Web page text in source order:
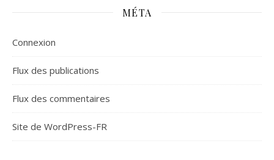
MÉTA
Connexion
Flux des publications
Flux des commentaires
Site de WordPress-FR